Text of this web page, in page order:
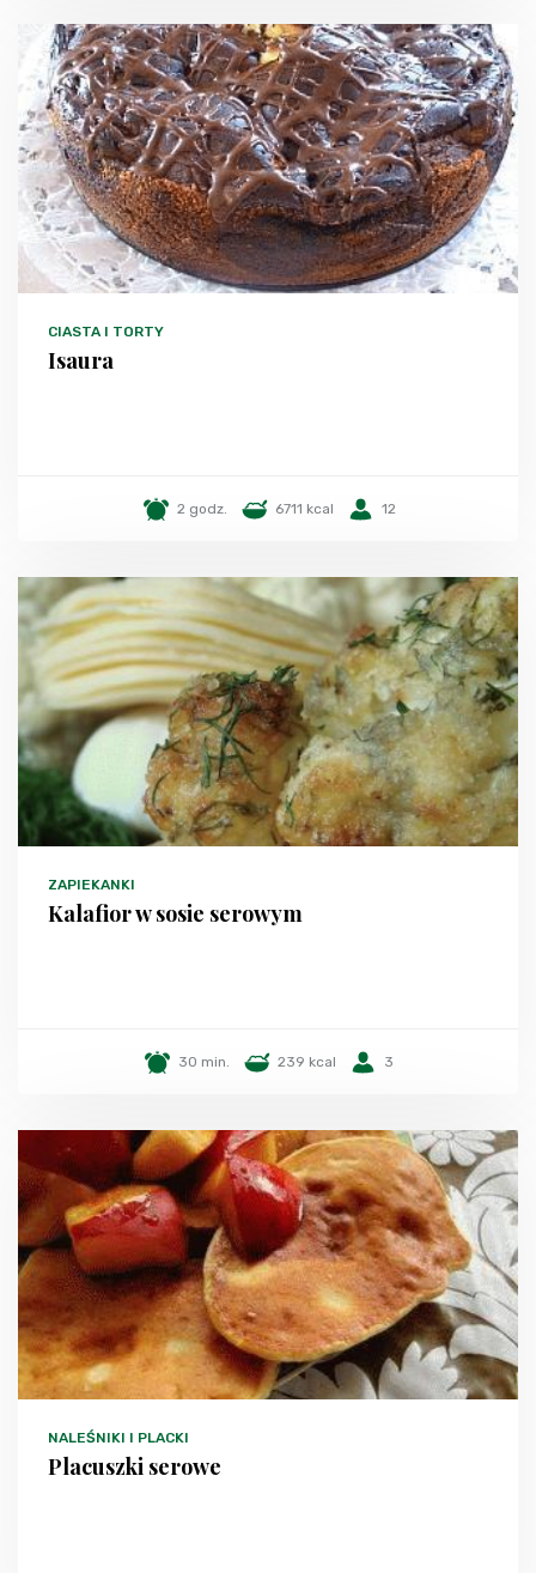
CIASTA I TORTY
Isaura
2 godz. 6711 kcal 12
ZAPIEKANKI
Kalafior w sosie serowym
30 min. 239 kcal 3
NALEŚNIKI I PLACKI
Placuszki serowe